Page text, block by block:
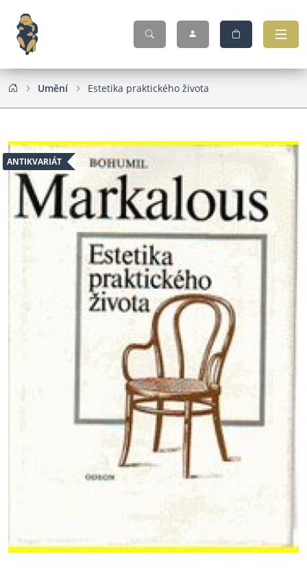
Umění Estetika praktického života
ANTIKVARIÁT